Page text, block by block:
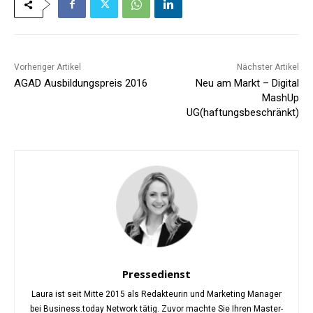
Vorheriger Artikel
AGAD Ausbildungspreis 2016
Nächster Artikel
Neu am Markt – Digital
MashUp
UG(haftungsbeschränkt)
Pressedienst
Laura ist seit Mitte 2015 als Redakteurin und Marketing Manager
bei Business.today Network tätig. Zuvor machte Sie Ihren Master-